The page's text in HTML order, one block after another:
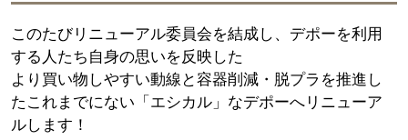
このたびリニューアル委員会を結成し、デポーを利用
する人たち自身の思いを反映した
より買い物しやすい動線と容器削減・脱プラを推進し
たこれまでにない「エシカル」なデポーへ リニューア
ルします！